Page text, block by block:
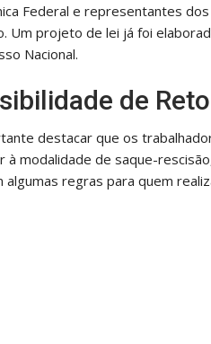
Federal e representantes
Um projeto de lei já foi
Nacional.
de
destacar que os
à modalidade de saque-
algumas regras para quem